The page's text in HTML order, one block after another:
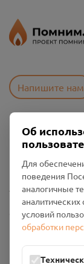
Напишите нам
Политика
Промо-материалы
Настройки cookies
Общество с
Проект Помним»
Юридический
Об
Для
поведения
аналогичные
условий
обработки